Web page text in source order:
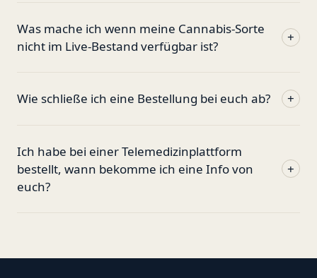
Was mache ich wenn meine Cannabis-Sorte
nicht im Live-Bestand verfügbar ist?
+
Wie schließe ich eine Bestellung bei euch ab? +
Ich habe bei einer Telemedizinplattform
bestellt, wann bekomme ich eine Info von
euch?
+